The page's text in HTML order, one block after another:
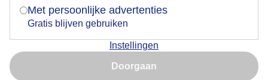
Met persoonlijke advertenties
Gratis blijven gebruiken
Instellingen
Doorgaan
Nu niet, misschien later